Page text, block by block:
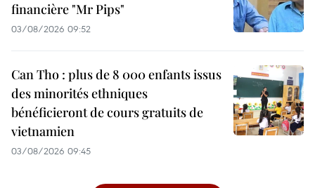
financière "Mr Pips"
03/08/2026 09:52
Can Tho : plus de 8 000 enfants issus
des minorités ethniques
bénéficieront de cours gratuits de
vietnamien
03/08/2026 09:45